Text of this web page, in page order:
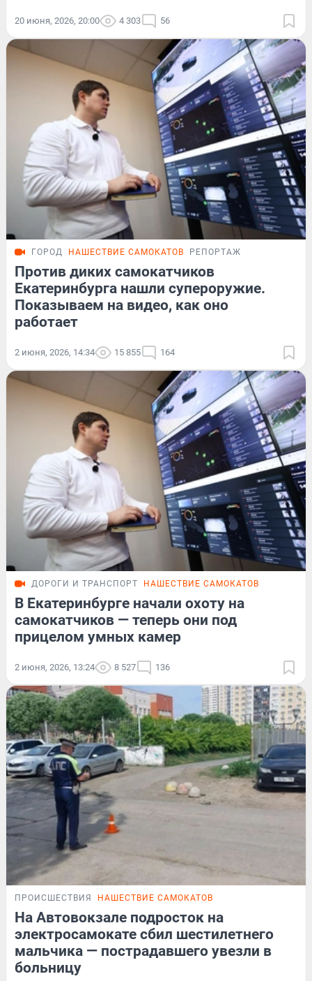
20 июня, 2026, 20:00 4 303 56
ГОРОД НАШЕСТВИЕ САМОКАТОВ РЕПОРТАЖ
Против диких самокатчиков
Екатеринбурга нашли супероружие.
Показываем на видео, как оно
работает
2 июня, 2026, 14:34 15 855 164
ДОРОГИ И ТРАНСПОРТ НАШЕСТВИЕ САМОКАТОВ
В Екатеринбурге начали охоту на
самокатчиков — теперь они под
прицелом умных камер
2 июня, 2026, 13:24 8 527 136
ПРОИСШЕСТВИЯ НАШЕСТВИЕ САМОКАТОВ
На Автовокзале подросток на
электросамокате сбил шестилетнего
мальчика — пострадавшего увезли в
больницу